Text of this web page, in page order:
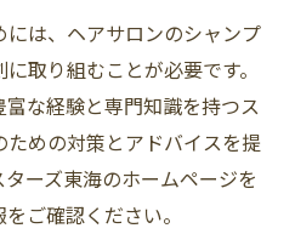
は、ヘアサロンのシャンプ
取り組むことが必要です。
な経験と専門知識を持つス
めの対策とアドバイスを提
ーズ東海のホームページを
ご確認ください。